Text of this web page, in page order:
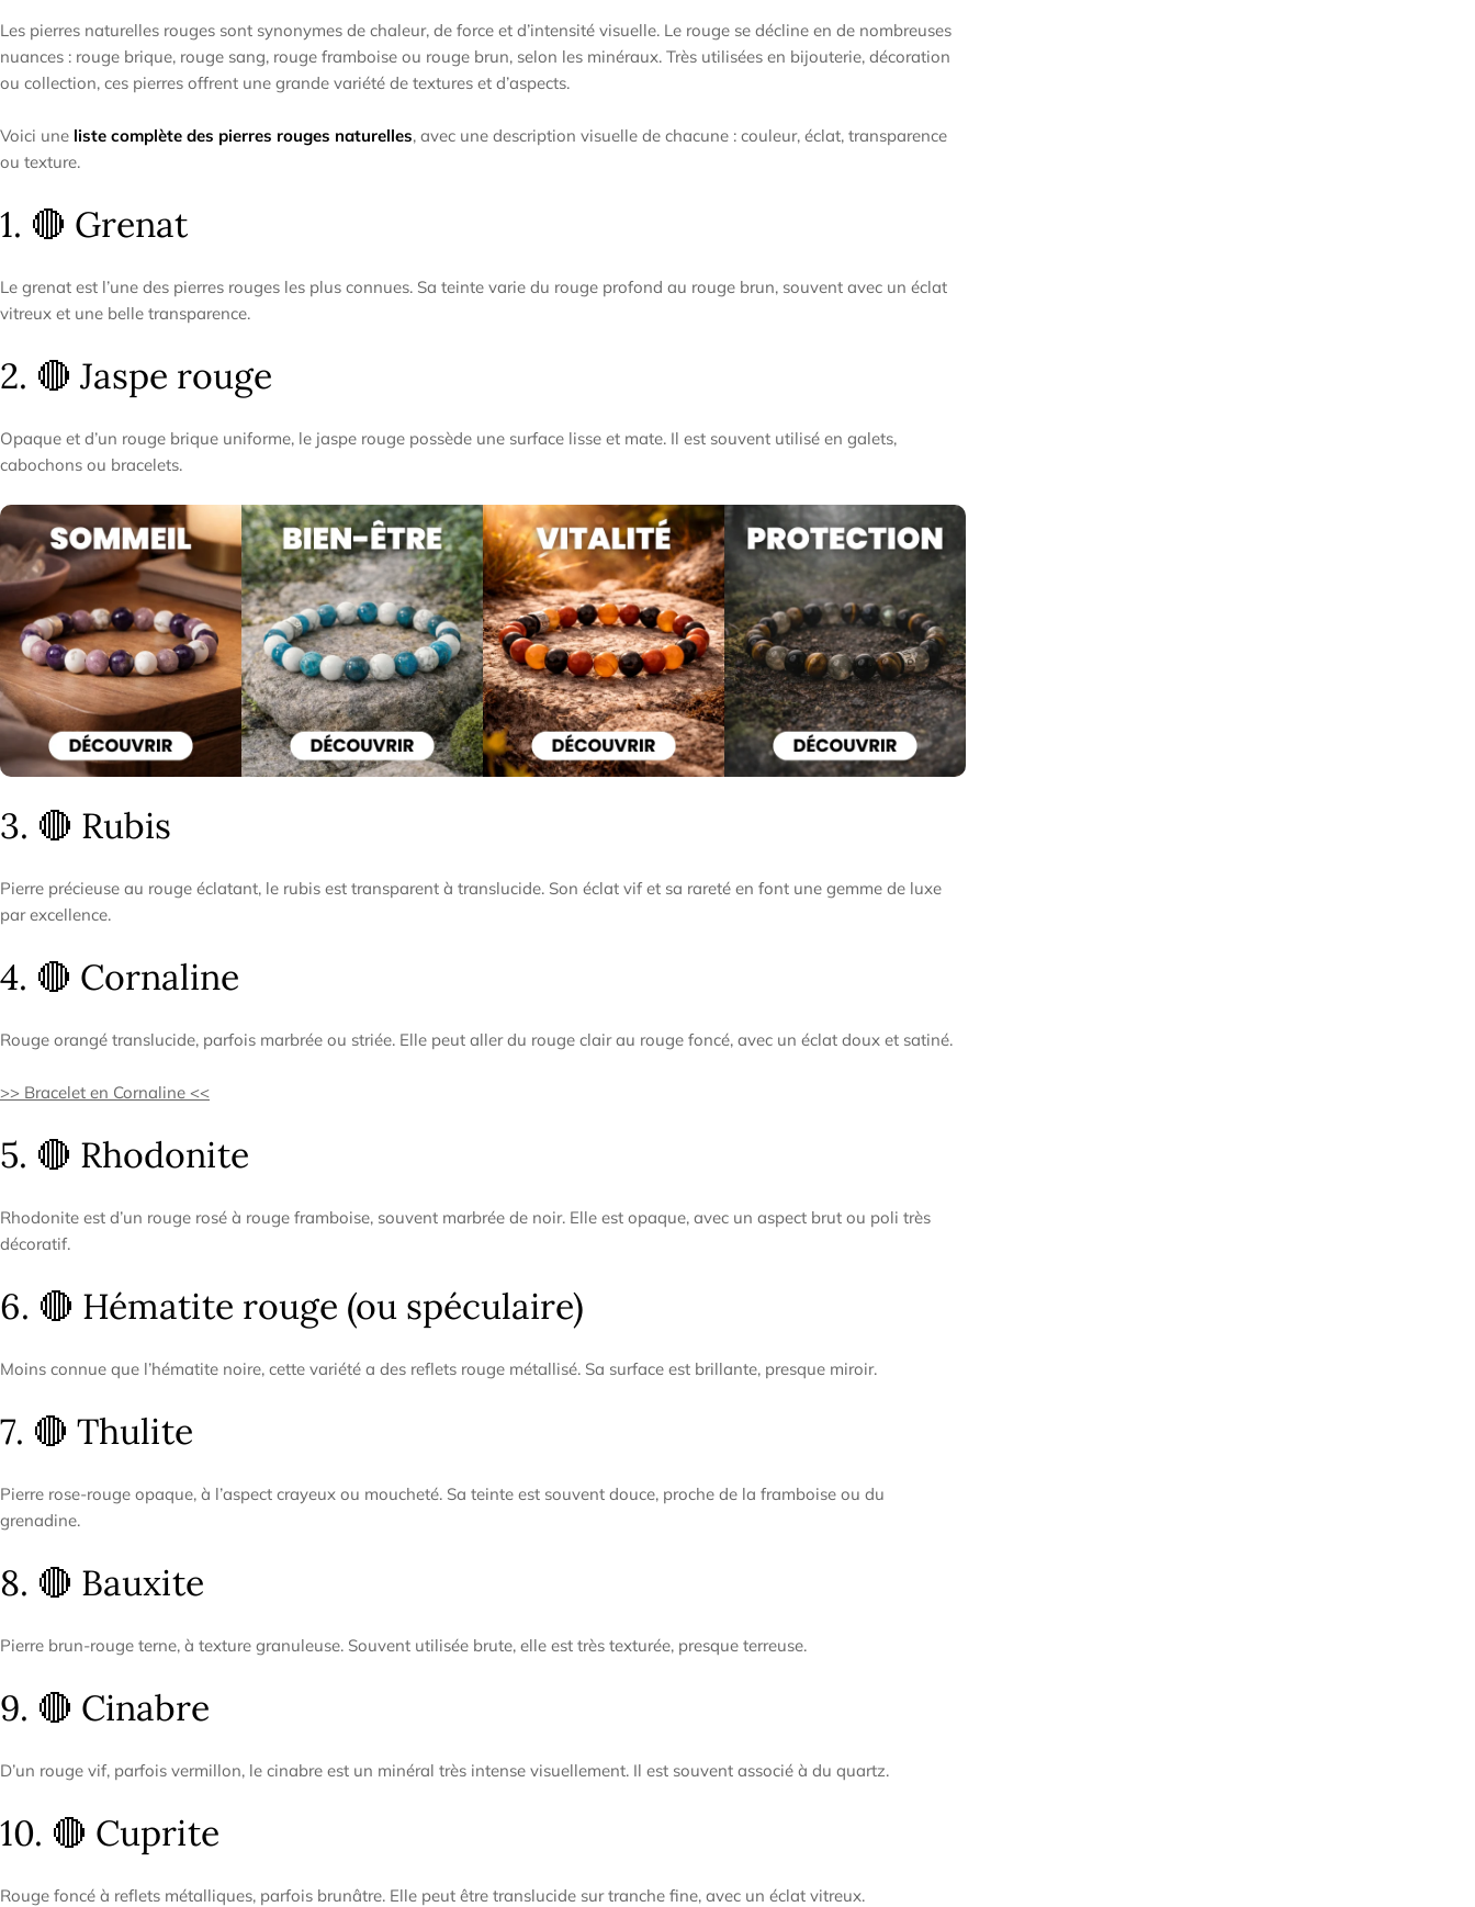
¢
Les pierres naturelles rouges sont synonymes de chaleur, de force et d’intensité visuelle. Le rouge se décline en de nombreuses
nuances : rouge brique, rouge sang, rouge framboise ou rouge brun, selon les minéraux. Très utilisées en bijouterie, décoration
ou collection, ces pierres offrent une grande variété de textures et d’aspects.
Voici une liste complète des pierres rouges naturelles, avec une description visuelle de chacune : couleur, éclat, transparence
ou texture.
1. 🔴 Grenat
Le grenat est l’une des pierres rouges les plus connues. Sa teinte varie du rouge profond au rouge brun, souvent avec un éclat
vitreux et une belle transparence.
2. 🔴 Jaspe rouge
Opaque et d’un rouge brique uniforme, le jaspe rouge possède une surface lisse et mate. Il est souvent utilisé en galets,
cabochons ou bracelets.
3. 🔴 Rubis
Pierre précieuse au rouge éclatant, le rubis est transparent à translucide. Son éclat vif et sa rareté en font une gemme de luxe
par excellence.
4. 🔴 Cornaline
Rouge orangé translucide, parfois marbrée ou striée. Elle peut aller du rouge clair au rouge foncé, avec un éclat doux et satiné.
>> Bracelet en Cornaline <<
5. 🔴 Rhodonite
Rhodonite est d’un rouge rosé à rouge framboise, souvent marbrée de noir. Elle est opaque, avec un aspect brut ou poli très
décoratif.
6. 🔴 Hématite rouge (ou spéculaire)
Moins connue que l’hématite noire, cette variété a des reflets rouge métallisé. Sa surface est brillante, presque miroir.
7. 🔴 Thulite
Pierre rose-rouge opaque, à l’aspect crayeux ou moucheté. Sa teinte est souvent douce, proche de la framboise ou du
grenadine.
8. 🔴 Bauxite
Pierre brun-rouge terne, à texture granuleuse. Souvent utilisée brute, elle est très texturée, presque terreuse.
9. 🔴 Cinabre
D’un rouge vif, parfois vermillon, le cinabre est un minéral très intense visuellement. Il est souvent associé à du quartz.
10. 🔴 Cuprite
Rouge foncé à reflets métalliques, parfois brunâtre. Elle peut être translucide sur tranche fine, avec un éclat vitreux.